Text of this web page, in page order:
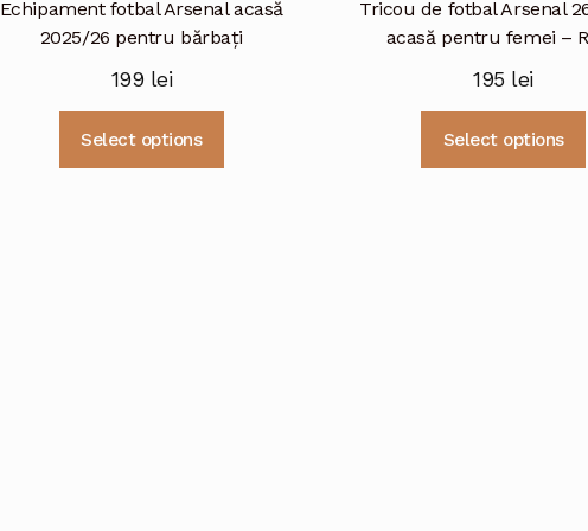
Echipament fotbal Arsenal acasă
2025/26 pentru bărbați
199 lei
Select options
Tricou de fotbal Arsenal
acasă pentru femei –
195 lei
Select options